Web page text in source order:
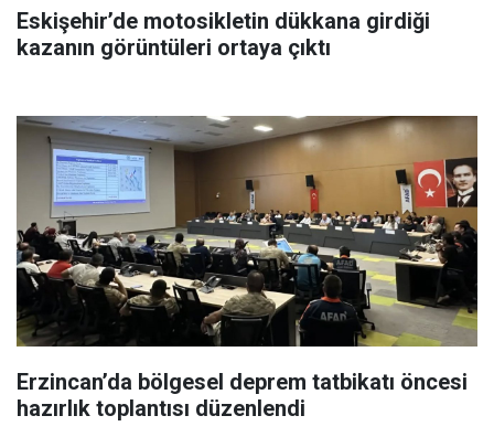
Eskişehir’de motosikletin dükkana girdiği
kazanın görüntüleri ortaya çıktı
Erzincan’da bölgesel deprem tatbikatı öncesi
hazırlık toplantısı düzenlendi